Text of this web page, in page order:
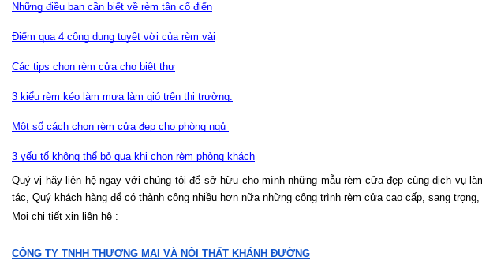
Những điều bạn cần biết về rèm tân cổ điển
Điểm qua 4 công dụng tuyệt vời của rèm vải
Các tips chọn rèm cửa cho biệt thự
3 kiểu rèm kéo làm mưa làm gió trên thị trường.
Một số cách chọn rèm cửa đẹp cho phòng ngủ
3 yếu tố không thể bỏ qua khi chọn rèm phòng khách
Quý vị hãy liên hệ ngay với chúng tôi để sở hữu cho mình những mẫu rèm cửa đẹp cùng dịch vụ
tác, Quý khách hàng để có thành công nhiều hơn nữa những công trình rèm cửa cao cấp, sang trọng,
Mọi chi tiết xin liên hệ :
CÔNG TY TNHH THƯƠNG MẠI VÀ NỘI THẤT KHÁNH ĐƯỜNG